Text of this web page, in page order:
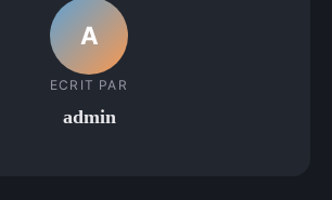
A
ECRIT PAR
admin